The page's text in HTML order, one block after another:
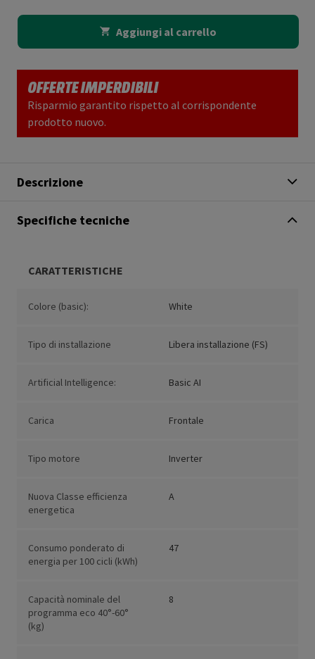
Aggiungi al carrello
OFFERTE IMPERDIBILI
Risparmio garantito rispetto al corrispondente
prodotto nuovo.
Descrizione
Specifiche tecniche
CARATTERISTICHE
Colore (basic): White
Tipo di installazione Libera installazione (FS)
Artificial Intelligence: Basic AI
Carica Frontale
Tipo motore Inverter
Nuova Classe efficienza
energetica
A
Consumo ponderato di
energia per 100 cicli (kWh)
47
Capacità nominale del
programma eco 40°-60°
(kg)
8